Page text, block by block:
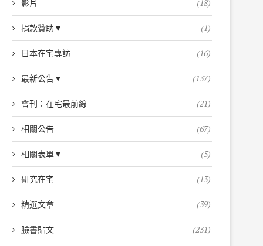
影片 (18)
捐款贊助▼ (1)
日本在宅專訪 (16)
最新公告▼ (137)
會刊：在宅最前線 (21)
相關公告 (67)
相關表單▼ (5)
研究在宅 (13)
精選文章 (39)
臉書貼文 (231)